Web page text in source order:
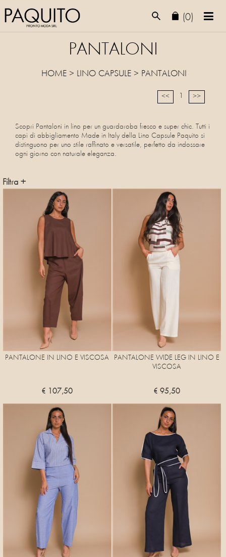
(0)
PANTALONI
HOME> LINO CAPSULE> PANTALONI
<< >>
Scopri Pantaloni in lino per un guardaroba fresco e super chic. Tutti i
capi di abbigliamento Made in Italy della Lino Capsule Paquito si
distinguono per uno stile raffinato e versatile, perfetto da indossare
ogni giorno con naturale eleganza.
Filtra +
PANTALONE IN LINO E VISCOSA
€ 107,50
PANTALONE WIDE LEG IN LINO E
VISCOSA
€ 95,50